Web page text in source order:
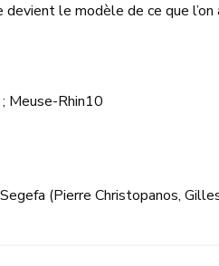
le modèle de ce que
Meuse-Rhin10
(Pierre Christopanos,